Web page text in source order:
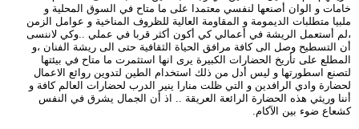
خامات و الوان أصنعها لنفسي معتمدا على ما متاح في السوق المحلية و
ملبيا متطلبات الديمومة و المقاومة العالية للظروف المناخية و عوامل الزمن
،لم أستعمل الريشة في أعمالي كي أكون أكثر قربا في عملي ..وكي لاننسى
أن التسطيح وصل الى كافة مرافق الحياة الثقافية حتى الى ريشة الفنان ،و
المطلع على تأريخ الحضارات الكبيرة يرى انها استثمرت ما متاح في بيئتها
لتصنع اسطورتها و ليس أدل من ذلك استخدام الطين لتدوين روائع الاعمال
لحضارة وادي الرافدين و التي ظلت منارا ينير الدرب لحضارات العالم كافة و
أننا وريثي هذه الحضارة الرائعة العريقة .. اذ أن الجمال يشرق في النفس
كشعاع ضوء بين الآكام.